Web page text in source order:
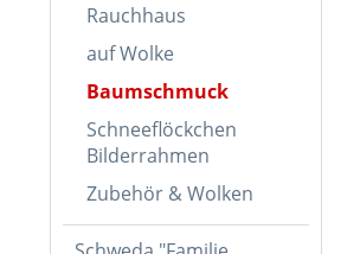
Rauchhaus
auf Wolke
Baumschmuck
Schneeflöckchen
Bilderrahmen
Zubehör & Wolken